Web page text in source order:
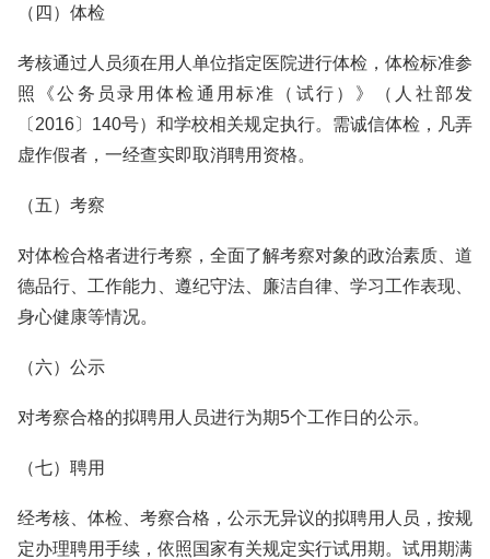
（四）体检
考核通过人员须在用人单位指定医院进行体检，体检标准参
照《公务员录用体检通用标准（试行）》（人社部发
〔2016〕140号）和学校相关规定执行。需诚信体检，凡弄
虚作假者，一经查实即取消聘用资格。
（五）考察
对体检合格者进行考察，全面了解考察对象的政治素质、道
德品行、工作能力、遵纪守法、廉洁自律、学习工作表现、
身心健康等情况。
（六）公示
对考察合格的拟聘用人员进行为期5个工作日的公示。
（七）聘用
经考核、体检、考察合格，公示无异议的拟聘用人员，按规
定办理聘用手续，依照国家有关规定实行试用期。试用期满